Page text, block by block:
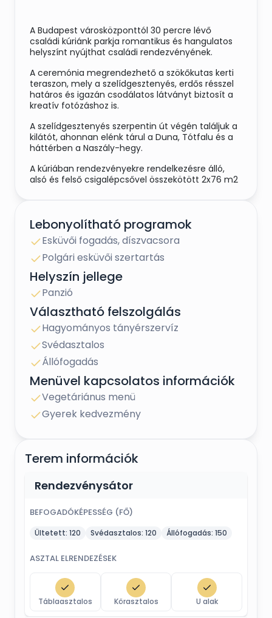
A Budapest városközponttól 30 percre lévő
családi kúriánk parkja romantikus és hangulatos
helyszínt nyújthat családi rendezvényének.
A ceremónia megrendezhető a szökőkutas kerti
teraszon, mely a szelídgesztenyés, erdős résszel
határos és igazán csodálatos látványt biztosít a
kreatív fotózáshoz is.
A szelídgesztenyés szerpentin út végén találjuk a
kilátót, ahonnan elénk tárul a Duna, Tótfalu és a
háttérben a Naszály-hegy.
A kúriában rendezvényekre rendelkezésre álló,
alsó és felső csigalépcsővel összekötött 2x76 m2
létszámú esküvőhöz is.
Kültéren rendezvénysátor kiépítésére alkalmas
helyszínünk a magasabb létszámú esküvők,
rendezvények megtartására.
Keressen minket bizalommal, ha egy
elegáns, egyben családias környezetre
vágyik esküvőjének napján!
Lebonyolítható programok
Esküvői fogadás, díszvacsora
Polgári esküvői szertartás
Helyszín jellege
Panzió
Választható felszolgálás
Hagyományos tányérszervíz
Svédasztalos
Állófogadás
Menüvel kapcsolatos információk
Vegetáriánus menü
Gyerek kedvezmény
Terem információk
Rendezvénysátor
BEFOGADÓKÉPESSÉG (FŐ)
Ültetett: 120 Svédasztalos: 120 Állófogadás: 150
ASZTAL ELRENDEZÉSEK
Táblaasztalos Körasztalos U alak